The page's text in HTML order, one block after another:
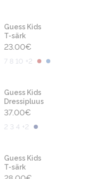
Guess Kids
T-särk
23.00€
7 8 10 +2
Guess Kids
Dressipluus
37.00€
2 3 4 +2
Guess Kids
T-särk